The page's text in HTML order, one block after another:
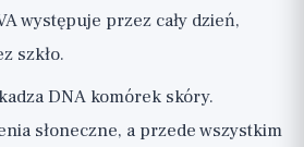
występuje przez cały dzień,
szkło.
DNA komórek skóry.
słoneczne, a przede wszystkim